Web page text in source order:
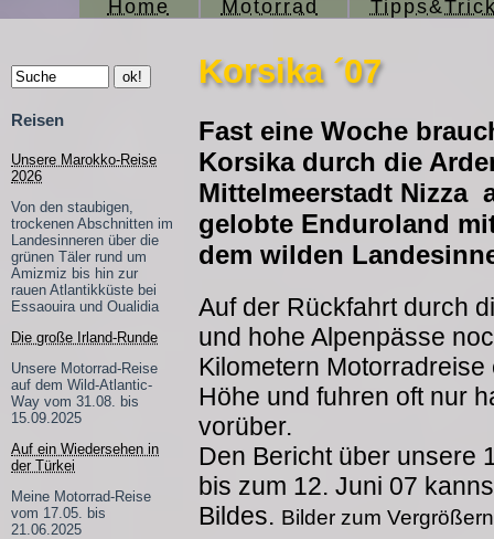
Home Motorrad
Reisen
Unsere Marokko-Reise
2026
Von den staubigen,
trockenen Abschnitten im
Landesinneren über die
grünen Täler rund um
Amizmiz bis hin zur
rauen Atlantikküste bei
Essaouira und Oualidia
Die große Irland-Runde
Unsere Motorrad-Reise
auf dem Wild-Atlantic-
Way vom 31.08. bis
15.09.2025
Auf ein Wiedersehen in
der Türkei
Meine Motorrad-Reise
vom 17.05. bis
21.06.2025
Korsika ´07
Fast eine Woche
Korsika durch die
Mittelmeerstadt Nizza
gelobte Enduroland
dem wilden
Auf der Rückfahrt durch
und hohe Alpenpässe
Kilometern
Höhe und fuhren oft nur
vorüber.
Den Bericht über unsere
bis zum 12. Juni 07
Bildes. Bilder zum